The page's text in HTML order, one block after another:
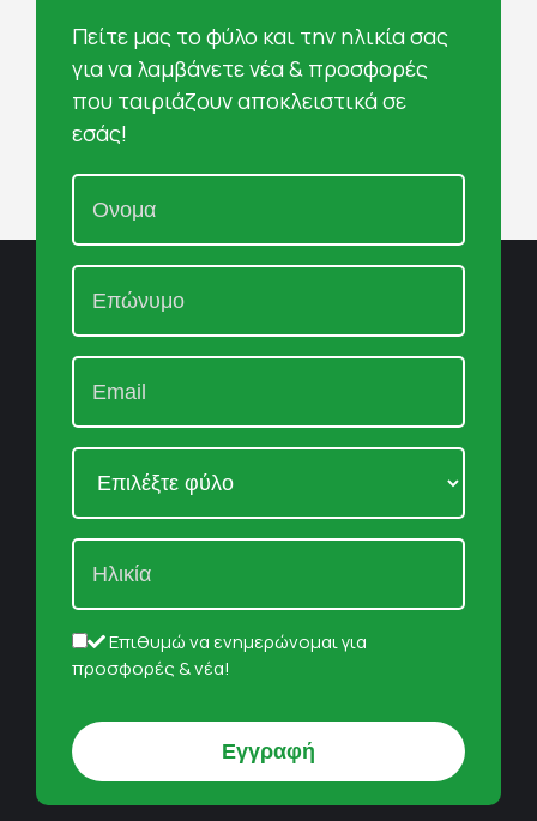
Πείτε μας το φύλο και την ηλικία σας
για να λαμβάνετε νέα & προσφορές
που ταιριάζουν αποκλειστικά σε
εσάς!
Επιθυμώ να ενημερώνομαι για
προσφορές & νέα!